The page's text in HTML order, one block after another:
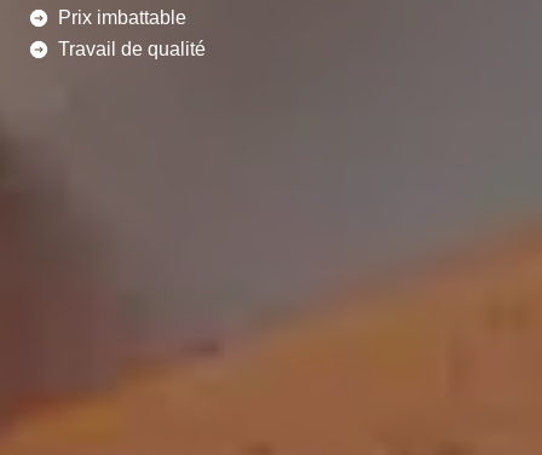
Prix imbattable
Travail de qualité